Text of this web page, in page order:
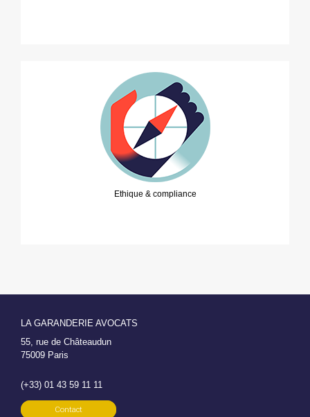
Ethique & compliance
LA GARANDERIE AVOCATS
55, rue de Châteaudun
75009 Paris
(+33) 01 43 59 11 11
Contact